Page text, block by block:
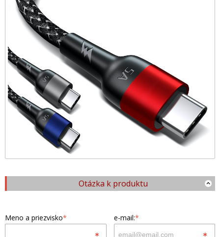
Otázka k produktu
Meno a priezvisko* e-mail:*